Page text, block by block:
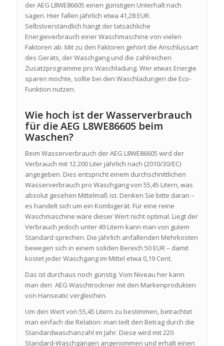
der AEG L8WE86605 einen günstigen Unterhalt nach
sagen. Hier fallen jährlich etwa 41,28 EUR.
Selbstverständlich hängt der tatsächliche
Energieverbrauch einer Waschmaschine von vielen
Faktoren ab. Mit zu den Faktoren gehört die Anschlussart
des Geräts, der Waschgang und die zahlreichen
Zusatzprogramme pro Waschladung. Wer etwas Energie
sparen möchte, sollte bei den Waschladungen die Eco-
Funktion nutzen.
Wie hoch ist der Wasserverbrauch
für die AEG L8WE86605 beim
Waschen?
Beim Wasserverbrauch der AEG L8WE86605 wird der
Verbrauch mit 12.200 Liter jährlich nach (2010/30/EC)
angegeben. Dies entspricht einem durchschnittlichen
Wasserverbrauch pro Waschgang von 55,45 Litern, was
absolut gesehen Mittelmaß ist. Denken Sie bitte daran –
es handelt sich um ein Kombigerät. Für eine reine
Waschmaschine wäre dieser Wert nicht optimal. Liegt der
Verbrauch jedoch unter 49 Litern kann man von gutem
Standard sprechen. Die jährlich anfallenden Mehrkosten
bewegen sich in einem soliden Bereich 50 EUR – damit
kostet jeder Waschgang im Mittel etwa 0,19 Cent.
Das ist durchaus noch günstig. Vom Niveau her kann
man den AEG Waschtrockner mit den Markenprodukten
von Hanseatic vergleichen.
Um den Wert von 55,45 Litern zu bestimmen, betrachtet
man einfach die Relation: man teilt den Betrag durch die
Standardwaschanzahl im Jahr. Diese wird mit 220
Standard-Waschgängen angenommen und erhält einen